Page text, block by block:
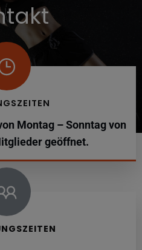
Montag – Sonntag von
geöffnet.